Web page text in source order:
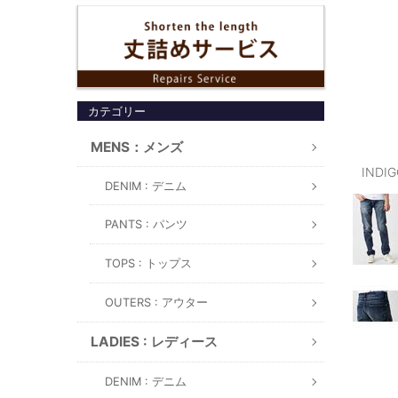
カテゴリー
MENS：メンズ
DENIM : デニム
PANTS : パンツ
TOPS : トップス
OUTERS : アウター
LADIES : レディース
DENIM : デニム